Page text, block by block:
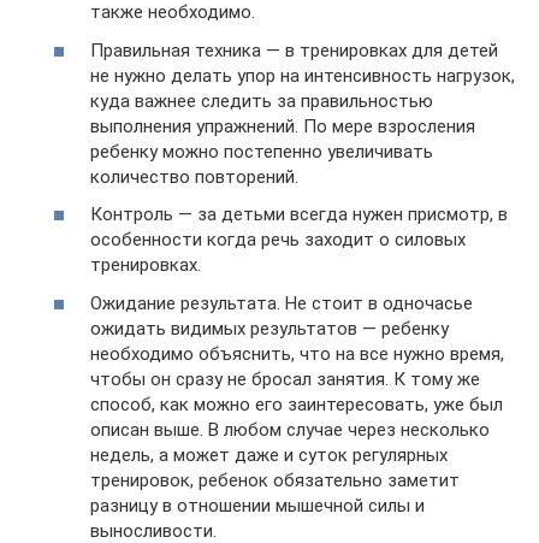
также необходимо.
Правильная техника — в тренировках для детей
не нужно делать упор на интенсивность нагрузок,
куда важнее следить за правильностью
выполнения упражнений. По мере взросления
ребенку можно постепенно увеличивать
количество повторений.
Контроль — за детьми всегда нужен присмотр, в
особенности когда речь заходит о силовых
тренировках.
Ожидание результата. Не стоит в одночасье
ожидать видимых результатов — ребенку
необходимо объяснить, что на все нужно время,
чтобы он сразу не бросал занятия. К тому же
способ, как можно его заинтересовать, уже был
описан выше. В любом случае через несколько
недель, а может даже и суток регулярных
тренировок, ребенок обязательно заметит
разницу в отношении мышечной силы и
выносливости.